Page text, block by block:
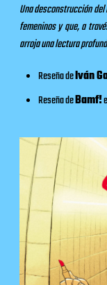
Una desconstrucción
femeninos y que, a
arroja una lectura
Reseña deIván
Reseña deBamf!